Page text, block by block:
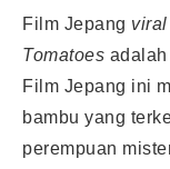
Film Jepang viral
Tomatoes adalah
Film Jepang ini
bambu yang
perempuan